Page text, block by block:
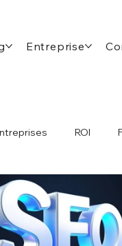
Entreprise
ROI